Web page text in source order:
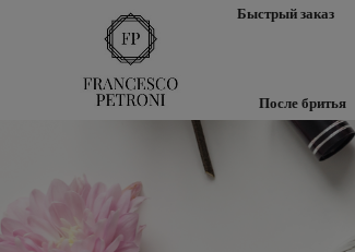
Быстрый заказ
После бритья